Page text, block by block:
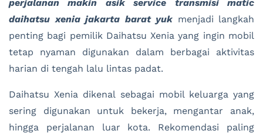
perjalanan makin asik service transmisi matic
daihatsu xenia jakarta barat yuk menjadi langkah
penting bagi pemilik Daihatsu Xenia yang ingin mobil
tetap nyaman digunakan dalam berbagai aktivitas
harian di tengah lalu lintas padat.
Daihatsu Xenia dikenal sebagai mobil keluarga yang
sering digunakan untuk bekerja, mengantar anak,
hingga perjalanan luar kota. Rekomendasi paling